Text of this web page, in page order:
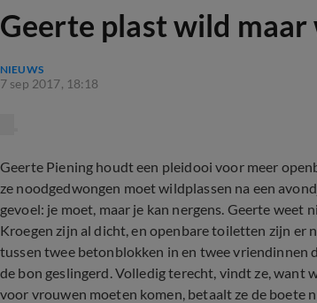
Geerte plast wild
NIEUWS
7 sep 2017, 18:18
Geerte Piening houdt een pleidooi voor meer
ze noodgedwongen moet wildplassen na een
gevoel: je moet, maar je kan nergens. Geerte
Kroegen zijn al dicht, en openbare toiletten zijn er
tussen twee betonblokken in en twee vriendinnen
de bon geslingerd. Volledig terecht, vindt ze, want
voor vrouwen moeten komen, betaalt ze de boete